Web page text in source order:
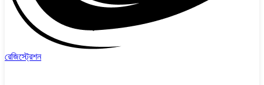
রেজিস্ট্রেশন